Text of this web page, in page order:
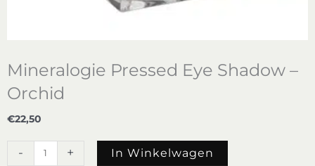
Mineralogie Pressed Eye Shadow –
Orchid
€22,50
- + In Winkelwagen